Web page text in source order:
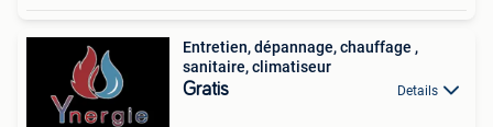
Entretien, dépannage, chauffage ,
sanitaire, climatiseur
Gratis Details